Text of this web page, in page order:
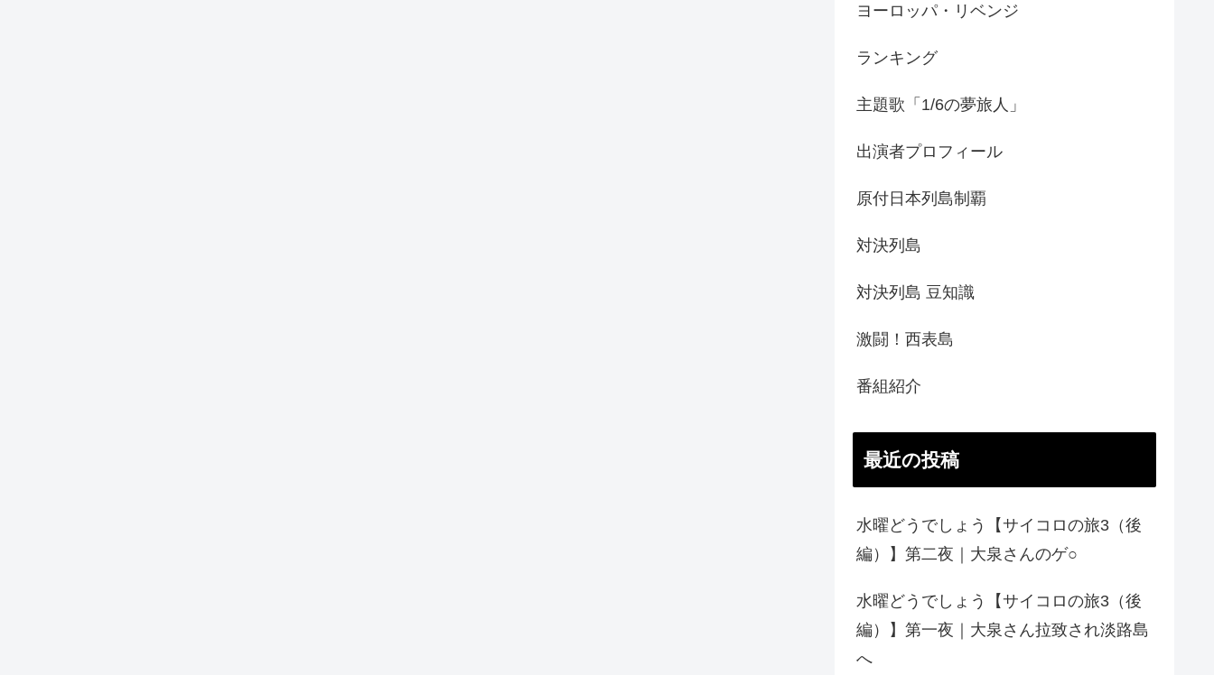
ヨーロッパ・リベンジ
ランキング
主題歌「1/6の夢旅人」
出演者プロフィール
原付日本列島制覇
対決列島
対決列島 豆知識
激闘！西表島
番組紹介
最近の投稿
水曜どうでしょう【サイコロの旅3（後
編）】第二夜｜大泉さんのゲ○
水曜どうでしょう【サイコロの旅3（後
編）】第一夜｜大泉さん拉致され淡路島
へ